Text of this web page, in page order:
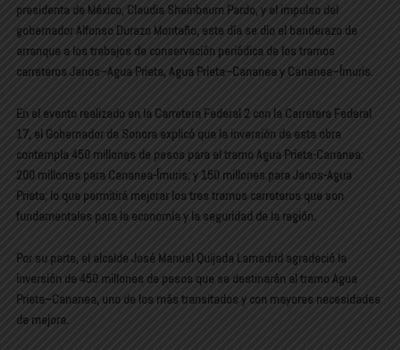
presidenta de México, Claudia Sheinbaum Pardo, y el impulso del
gobernador Alfonso Durazo Montaño, este día se dio el banderazo de
arranque a los trabajos de conservación periódica de los tramos
carreteros Janos–Agua Prieta, Agua Prieta–Cananea y Cananea–Ímuris.
En el evento realizado en la Carretera Federal 2 con la Carretera Federal
17, el Gobernador de Sonora explicó que la inversión de esta obra
contempla 450 millones de pesos para el tramo Agua Prieta-Cananea;
200 millones para Cananea-Ímuris; y 150 millones para Janos-Agua
Prieta; lo que permitirá mejorar los tres tramos carreteros que son
fundamentales para la economía y la seguridad de la región.
Por su parte, el alcalde José Manuel Quijada Lamadrid agradeció la
inversión de 450 millones de pesos que se destinarán al tramo Agua
Prieta–Cananea, uno de los más transitados y con mayores necesidades
de mejora.